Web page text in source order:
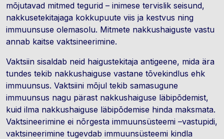
mõjutavad mitmed tegurid – inimese tervislik seisund,
nakkusetekitajaga kokkupuute viis ja kestvus ning
immuunsuse olemasolu. Mitmete nakkushaiguste vastu
annab kaitse vaktsineerimine.
Vaktsiin sisaldab neid haigustekitaja antigeene, mida ära
tundes tekib nakkushaiguse vastane tõvekindlus ehk
immuunsus. Vaktsiini mõjul tekib samasugune
immuunsus nagu pärast nakkushaiguse läbipõdemist,
kuid ilma nakkushaiguse läbipõdemise hinda maksmata.
Vaktsineerimine ei nõrgesta immuunsüsteemi –vastupidi,
vaktsineerimine tugevdab immuunsüsteemi kindla